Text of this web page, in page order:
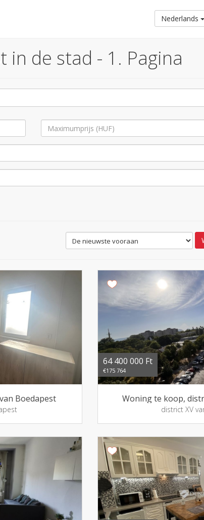
Nederlands
de stad - 1. Pagina
Boedapest
64 400 000 Ft
€175 764
Woning te koop,
district XV